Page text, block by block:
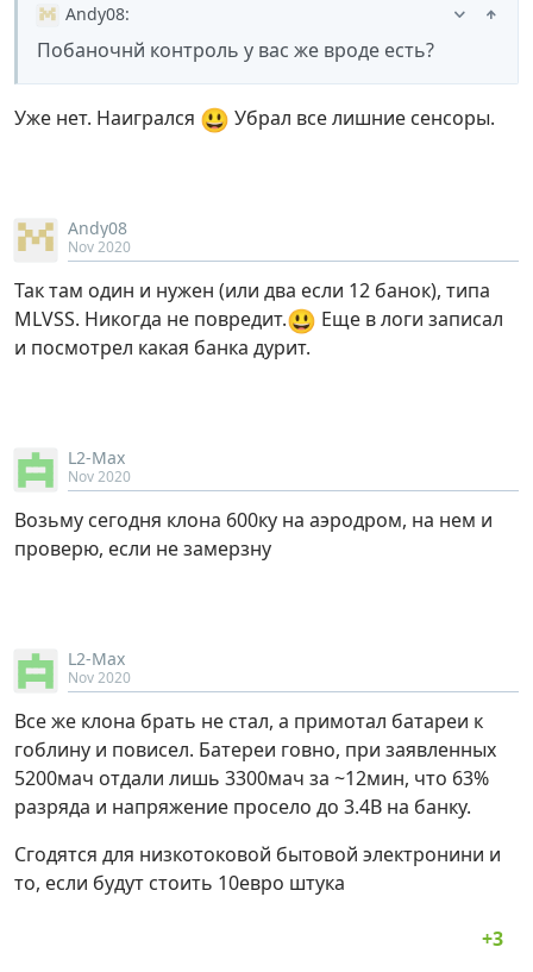
Andy08:
Побаночнй контроль у вас же вроде есть?
Уже нет. Наигрался 😃 Убрал все лишние сенсоры.
Andy08
Nov 2020
Так там один и нужен (или два если 12 банок), типа
MLVSS. Никогда не повредит.😃 Еще в логи записал
и посмотрел какая банка дурит.
L2-Max
Nov 2020
Возьму сегодня клона 600ку на аэродром, на нем и
проверю, если не замерзну
L2-Max
Nov 2020
Все же клона брать не стал, а примотал батареи к
гоблину и повисел. Батереи говно, при заявленных
5200мач отдали лишь 3300мач за ~12мин, что 63%
разряда и напряжение просело до 3.4В на банку.
Сгодятся для низкотоковой бытовой электронини и
то, если будут стоить 10евро штука